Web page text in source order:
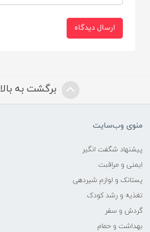
ساخت کشور
ارسال دیدگاه
برگشت به بالا
منوی وب‌سایت
پیشنهاد شگفت انگیر
ایمنی و مراقبت
پستانک و لوازم شیردهی
تغذیه و رشد کودک
گردش و سفر
بهداشت و حمام